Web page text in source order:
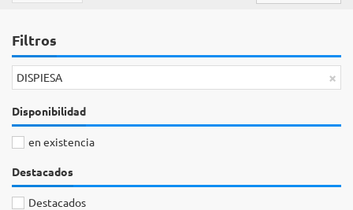
Filtros
×
DISPIESA
Disponibilidad
en existencia
Destacados
Destacados